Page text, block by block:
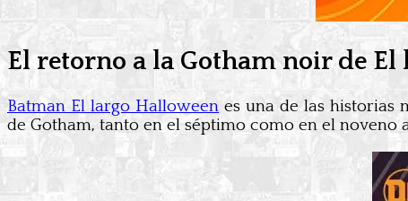
El retorno a la Gotham noir de El
Batman El largo Halloween es una de las historias
de Gotham, tanto en el séptimo como en el noveno